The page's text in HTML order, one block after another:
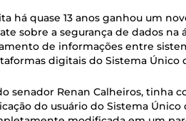
há quase 13 anos ganhou um
sobre a segurança de dados na
de informações entre
digitais do Sistema Único
senador Renan Calheiros, tinha
do usuário do Sistema Único